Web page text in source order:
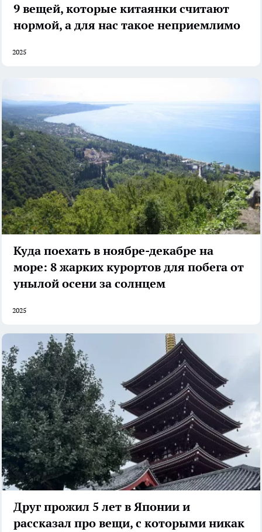
9 вещей, которые китаянки считают
нормой, а для нас такое неприемлимо
2025
Куда поехать в ноябре-декабре на
море: 8 жарких курортов для побега от
унылой осени за солнцем
2025
Друг прожил 5 лет в Японии и
рассказал про вещи, с которыми никак